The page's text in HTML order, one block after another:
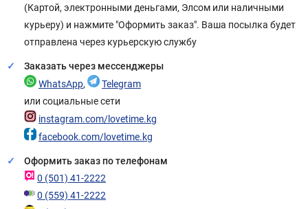
(Картой, электронными деньгами, Элсом или наличными
курьеру) и нажмите "Оформить заказ". Ваша посылка будет
отправлена через курьерскую службу
Заказать через мессенджеры
WhatsApp,
Telegram
или социальные сети
instagram.com/lovetime.kg
facebook.com/lovetime.kg
Оформить заказ по телефонам
0 (501) 41-2222
0 (559) 41-2222